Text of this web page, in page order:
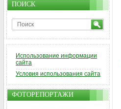
ПОИСК
Использование информации
сайта
Условия использования сайта
ФОТОРЕПОРТАЖИ